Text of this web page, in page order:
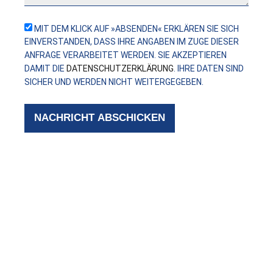
MIT DEM KLICK AUF »ABSENDEN« ERKLÄREN SIE SICH
EINVERSTANDEN, DASS IHRE ANGABEN IM ZUGE DIESER
ANFRAGE VERARBEITET WERDEN. SIE AKZEPTIEREN
DAMIT DIE DATENSCHUTZERKLÄRUNG . IHRE DATEN SIND
SICHER UND WERDEN NICHT WEITERGEGEBEN.
NACHRICHT ABSCHICKEN